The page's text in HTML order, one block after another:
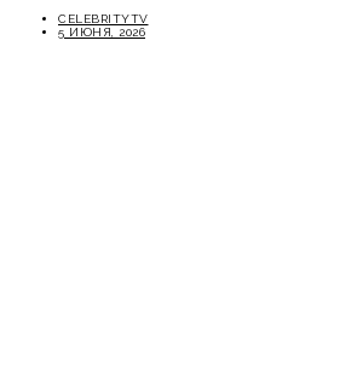
CELEBRITYTV
5 ИЮНЯ, 2026